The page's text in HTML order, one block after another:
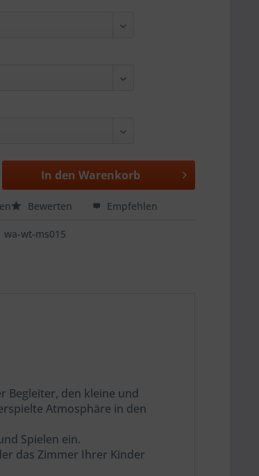
In den Warenkorb
Bewerten Empfehlen
wa-wt-ms015
Begleiter, den kleine und
Atmosphäre in den
Spielen ein.
das Zimmer Ihrer Kinder